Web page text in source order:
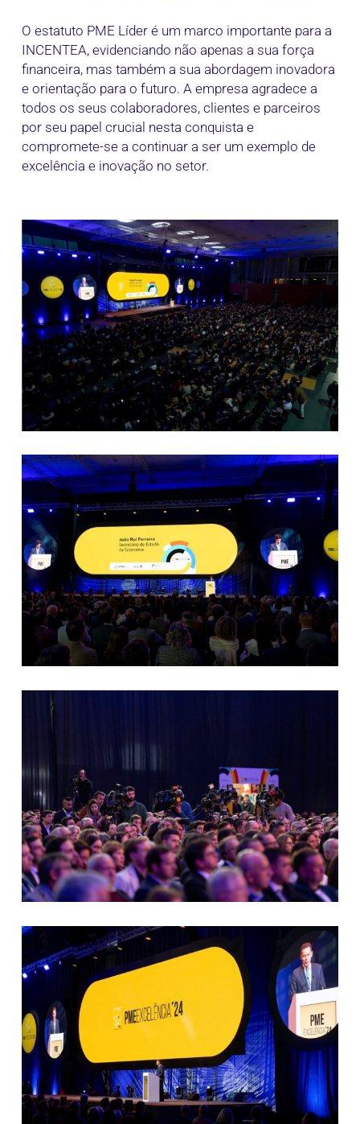
O estatuto PME Líder é um marco importante para a
INCENTEA, evidenciando não apenas a sua força
financeira, mas também a sua abordagem inovadora
e orientação para o futuro. A empresa agradece a
todos os seus colaboradores, clientes e parceiros
por seu papel crucial nesta conquista e
compromete-se a continuar a ser um exemplo de
excelência e inovação no setor.